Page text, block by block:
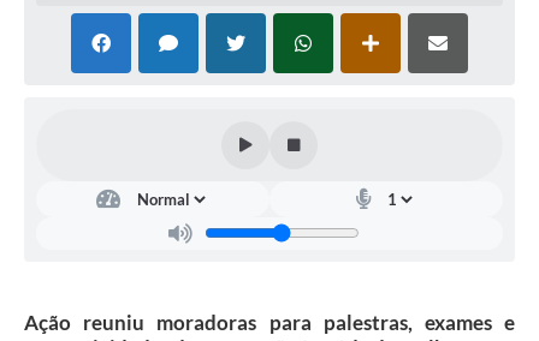
Ação reuniu moradoras para palestras, exames e